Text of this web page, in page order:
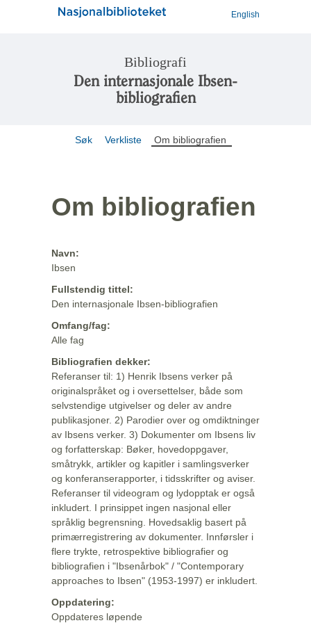
English
Bibliografi
Den internasjonale Ibsen-
bibliografien
Søk Verkliste Om bibliografien
Om bibliografien
Navn:
Ibsen
Fullstendig tittel:
Den internasjonale Ibsen-bibliografien
Omfang/fag:
Alle fag
Bibliografien dekker:
Referanser til: 1) Henrik Ibsens verker på
originalspråket og i oversettelser, både som
selvstendige utgivelser og deler av andre
publikasjoner. 2) Parodier over og omdiktninger
av Ibsens verker. 3) Dokumenter om Ibsens liv
og forfatterskap: Bøker, hovedoppgaver,
småtrykk, artikler og kapitler i samlingsverker
og konferanserapporter, i tidsskrifter og aviser.
Referanser til videogram og lydopptak er også
inkludert. I prinsippet ingen nasjonal eller
språklig begrensning. Hovedsaklig basert på
primærregistrering av dokumenter. Innførsler i
flere trykte, retrospektive bibliografier og
bibliografien i "Ibsenårbok" / "Contemporary
approaches to Ibsen" (1953-1997) er inkludert.
Oppdatering:
Oppdateres løpende